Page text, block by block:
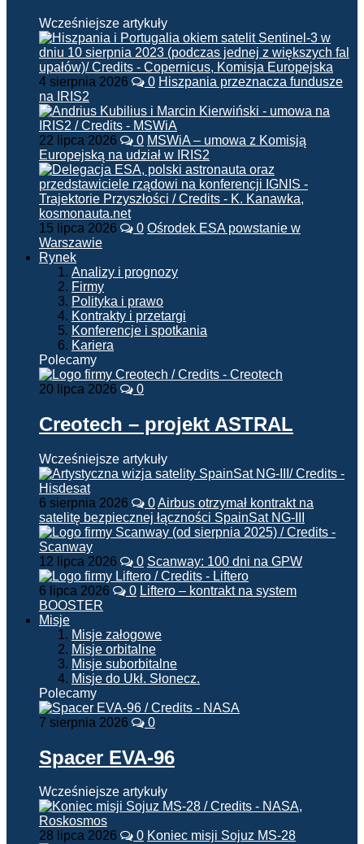
Wcześniejsze artykuły
4 sierpnia 2026 0 Hiszpania przeznacza fundusze
na IRIS2
22 lipca 2026 0 MSWiA – umowa z Komisją
Europejską na udział w IRIS2
15 lipca 2026 0 Ośrodek ESA powstanie w
Warszawie
Rynek
Analizy i prognozy
Firmy
Polityka i prawo
Kontrakty i przetargi
Konferencje i spotkania
Kariera
Polecamy
20 lipca 2026 0
Creotech – projekt ASTRAL
Wcześniejsze artykuły
6 sierpnia 2026 0Airbus otrzymał kontrakt na
satelitę bezpiecznej łączności SpainSat NG-III
12 lipca 2026 0 Scanway: 100 dni na GPW
6 lipca 2026 0 Liftero – kontrakt na system
BOOSTER
Misje
Misje załogowe
Misje orbitalne
Misje suborbitalne
Misje do Ukł. Słonecz.
Polecamy
7 sierpnia 2026 0
Spacer EVA-96
Wcześniejsze artykuły
28 lipca 2026 0 Koniec misji Sojuz MS-28